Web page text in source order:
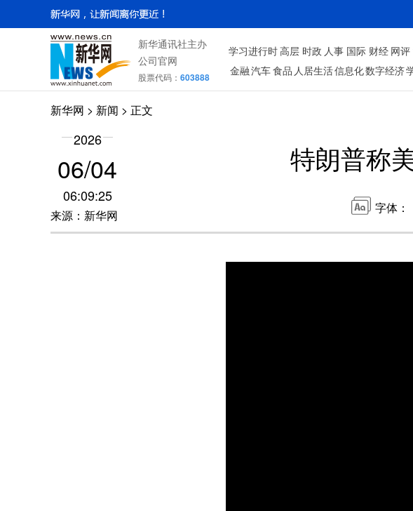
新华通讯社主办
公司官网
股票代码： 603888
学习进行时高层 时政 人事 国际 财经 网评
金融汽车食品 人居生活信息化数字经济
新华网 > 新闻 > 正文
2026
06/04
06:09:25
来源：新华网
特朗普称
字体：